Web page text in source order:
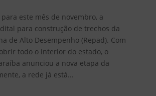
este mês de novembro, a
para construção de trechos da
de Alto Desempenho (Repad). Com
todo o interior do estado, o
anunciou a nova etapa da
a rede já está...